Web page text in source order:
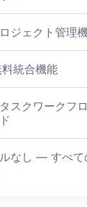
ジェクト管理
統合機能
スクワークフ
なし — すべて